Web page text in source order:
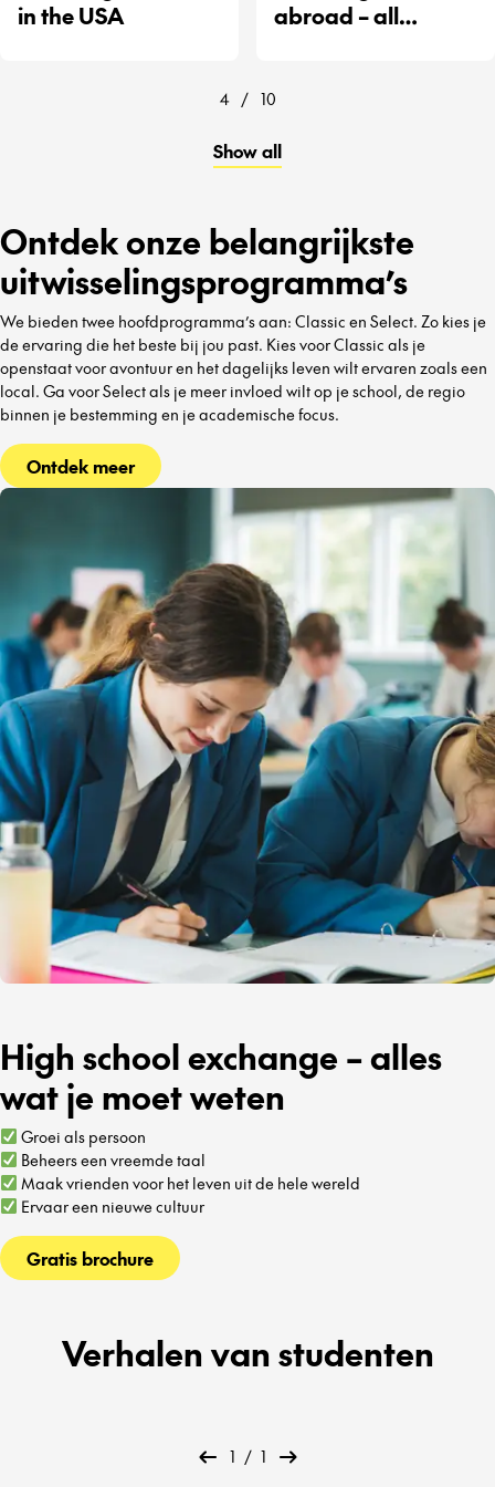
in the USA
abroad – all
4 / 10
Show all
Ontdek onze belangrijkste
uitwisselingsprogramma’s
We bieden twee hoofdprogramma’s aan: Classic en Select. Zo kies je
de ervaring die het beste bij jou past. Kies voor Classic als je
openstaat voor avontuur en het dagelijks leven wilt ervaren zoals een
local. Ga voor Select als je meer invloed wilt op je school, de regio
binnen je bestemming en je academische focus.
Ontdek meer
High school exchange – alles
wat je moet weten
Groei als persoon
Beheers een vreemde taal
Maak vrienden voor het leven uit de hele wereld
Ervaar een nieuwe cultuur
Gratis brochure
Verhalen van studenten
1 / 1